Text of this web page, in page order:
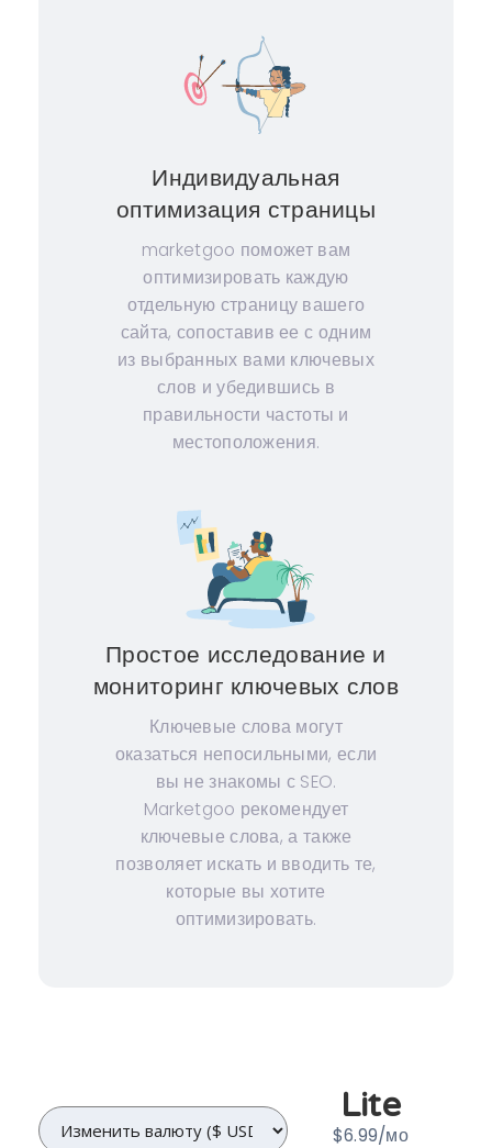
Индивидуальная
оптимизация страницы
marketgoo поможет вам
оптимизировать каждую
отдельную страницу вашего
сайта, сопоставив ее с одним
из выбранных вами ключевых
слов и убедившись в
правильности частоты и
местоположения.
Простое исследование и
мониторинг ключевых слов
Ключевые слова могут
оказаться непосильными, если
вы не знакомы с SEO.
Marketgoo рекомендует
ключевые слова, а также
позволяет искать и вводить те,
которые вы хотите
оптимизировать.
Lite
$6.99/мо